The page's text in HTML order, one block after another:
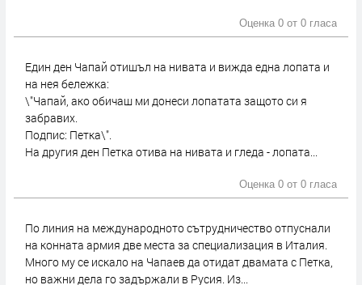
Оценка 0 от 0 гласа
Един ден Чапай отишъл на нивата и вижда една лопата и
на нея бележка:
\"Чапай, ако обичаш ми донеси лопатата защото си я
забравих.
Подпис: Петка\".
На другия ден Петка отива на нивата и гледа - лопата...
Оценка 0 от 0 гласа
По линия на международното сътрудничество отпуснали
на конната армия две места за специализация в Италия.
Много му се искало на Чапаев да отидат двамата с Петка,
но важни дела го задържали в Русия. Из...